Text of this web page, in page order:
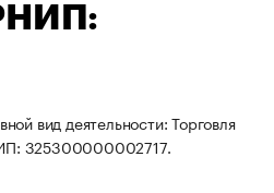
вид деятельности: Торговля
325300000002717.